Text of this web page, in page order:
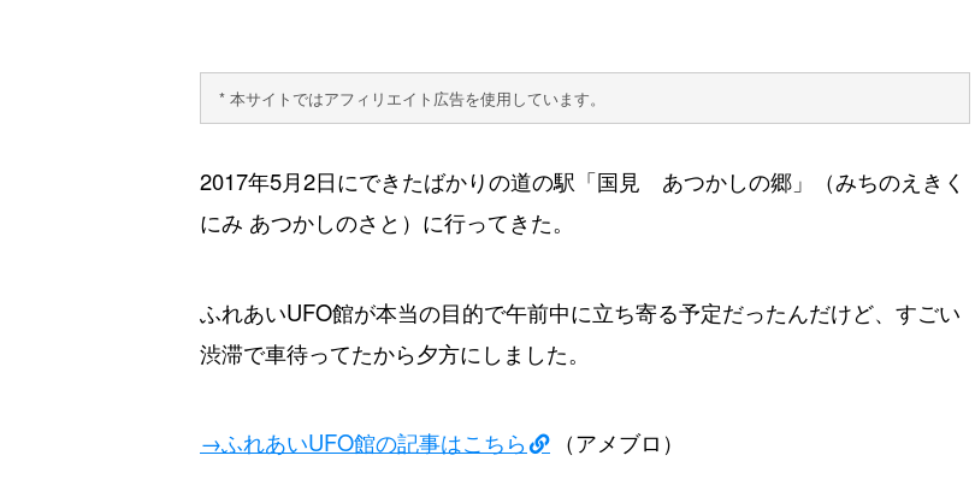
* 本サイトではアフィリエイト広告を使用しています。
2017年5月2日にできたばかりの道の駅「国見 あつかしの郷」（みちのえきく
にみ あつかしのさと）に行ってきた。
ふれあいUFO館が本当の目的で午前中に立ち寄る予定だったんだけど、すごい
渋滞で車待ってたから夕方にしました。
→ふれあいUFO館の記事はこちら （アメブロ）